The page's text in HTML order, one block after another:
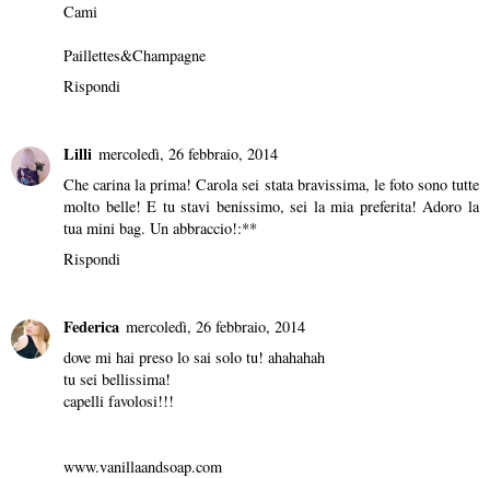
Cami
Paillettes&Champagne
Rispondi
Lilli mercoledì, 26 febbraio, 2014
Che carina la prima! Carola sei stata bravissima, le foto sono tutte
molto belle! E tu stavi benissimo, sei la mia preferita! Adoro la
tua mini bag. Un abbraccio!:**
Rispondi
Federica mercoledì, 26 febbraio, 2014
dove mi hai preso lo sai solo tu! ahahahah
tu sei bellissima!
capelli favolosi!!!
www.vanillaandsoap.com